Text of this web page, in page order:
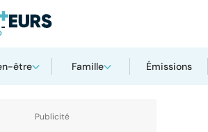
être Famille Émissions